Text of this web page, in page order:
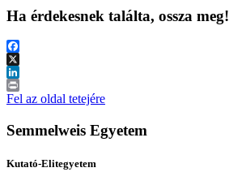
Ha érdekesnek találta, ossza meg!
Facebook
X
LinkedIn
Print
Fel az oldal tetejére
Semmelweis Egyetem
Kutató-Elitegyetem